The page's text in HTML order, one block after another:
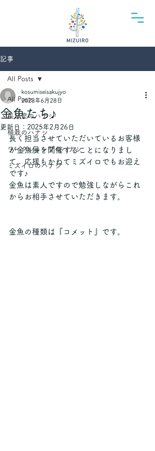
記事
All Posts
美容室のハナシ
植栽のハナシ
ワークショップのハナシ
ミズイロのハナシ
All Posts
金魚たち♪
kosumiseisakujyo
2023年6月28日
更新日： 2025年2月26日
長く担当させていただいているお客様
が金魚展を開催することになりまし
て、応援もかねてミズイロでもお迎え
です♪
金魚は素人ですので勉強しながらこれ
からお相手させていただきます。
金魚の種類は『コメット』です。